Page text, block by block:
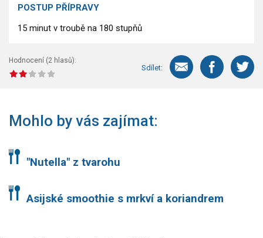
POSTUP PŘÍPRAVY
15 minut v troubě na 180 stupňů
Hodnocení (2 hlasů):
Sdílet:
Mohlo by vás zajímat:
"Nutella" z tvarohu
Asijské smoothie s mrkví a koriandrem